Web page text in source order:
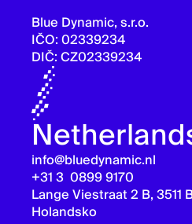
Blue Dynamic, s.r.o.
IČO: 02339234
DIČ: CZ02339234
info@bluedynamic.nl
+31 3 0899 9170
Lange Viestraat 2 B, 3511
Holandsko